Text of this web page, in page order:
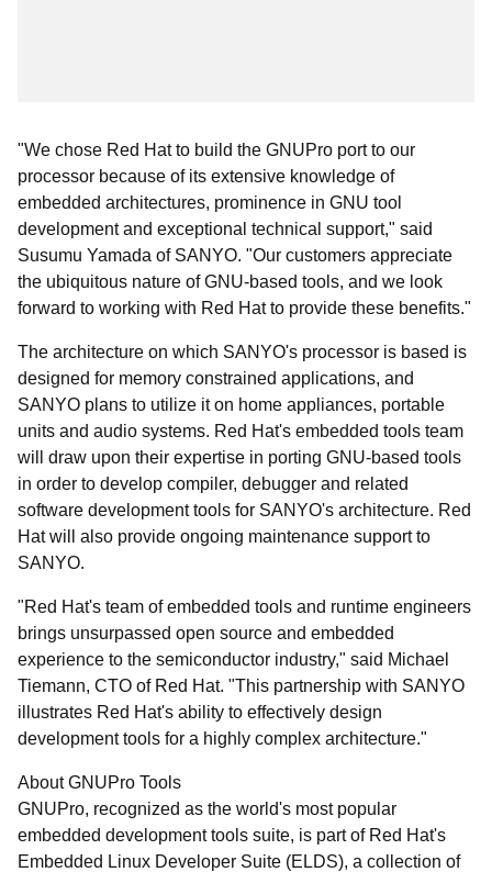
"We chose Red Hat to build the GNUPro port to our
processor because of its extensive knowledge of
embedded architectures, prominence in GNU tool
development and exceptional technical support," said
Susumu Yamada of SANYO. "Our customers appreciate
the ubiquitous nature of GNU-based tools, and we look
forward to working with Red Hat to provide these benefits."
The architecture on which SANYO's processor is based is
designed for memory constrained applications, and
SANYO plans to utilize it on home appliances, portable
units and audio systems. Red Hat's embedded tools team
will draw upon their expertise in porting GNU-based tools
in order to develop compiler, debugger and related
software development tools for SANYO's architecture. Red
Hat will also provide ongoing maintenance support to
SANYO.
"Red Hat's team of embedded tools and runtime engineers
brings unsurpassed open source and embedded
experience to the semiconductor industry," said Michael
Tiemann, CTO of Red Hat. "This partnership with SANYO
illustrates Red Hat's ability to effectively design
development tools for a highly complex architecture."
About GNUPro Tools
GNUPro, recognized as the world's most popular
embedded development tools suite, is part of Red Hat's
Embedded Linux Developer Suite (ELDS), a collection of